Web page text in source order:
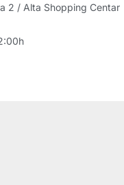
2 / Alta Shopping Centar